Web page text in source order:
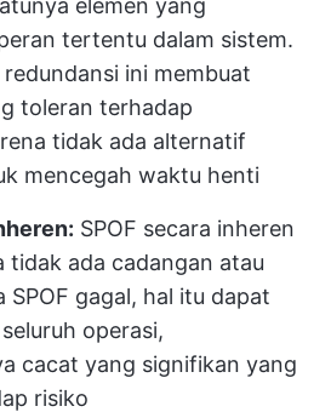
elemen yang
tertentu dalam sistem.
ini membuat
toleran terhadap
tidak ada alternatif
mencegah waktu henti
SPOF secara inheren
tidak ada cadangan atau
SPOF gagal, hal itu dapat
operasi,
cacat yang signifikan yang
risiko